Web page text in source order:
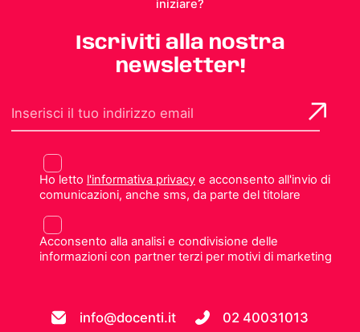
iniziare?
Iscriviti alla nostra
newsletter!
Ho letto l'informativa privacye acconsento all'invio di
comunicazioni, anche sms, da parte del titolare
Acconsento alla analisi e condivisione delle
informazioni con partner terzi per motivi di marketing
info@docenti.it 02 40031013